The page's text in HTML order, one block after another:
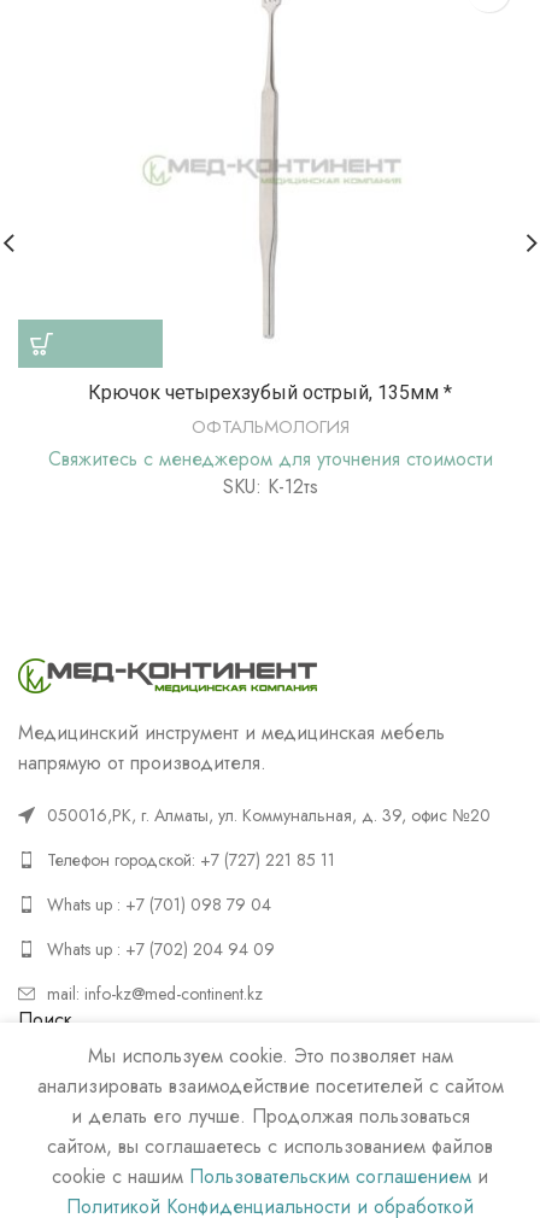
Крючок четырехзубый острый, 135мм *
ОФТАЛЬМОЛОГИЯ
Свяжитесь с менеджером для уточнения стоимости
SKU: К-12тs
Медицинский инструмент и медицинская мебель
напрямую от производителя.
050016,РК, г. Алматы, ул. Коммунальная, д. 39, офис №20
Телефон городской: +7 (727) 221 85 11
Whats up : +7 (701) 098 79 04
Whats up : +7 (702) 204 94 09
mail: info-kz@med-continent.kz
Поиск
ПОИСК
Мы используем cookie. Это позволяет нам
анализировать взаимодействие посетителей с сайтом
и делать его лучше. Продолжая пользоваться
сайтом, вы соглашаетесь с использованием файлов
cookie с нашим Пользовательским соглашением и
Политикой Конфиденциальности и обработкой